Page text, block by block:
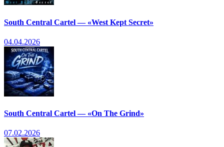
South Central Cartel — «West Kept Secret»
04.04.2026
South Central Cartel — «On The Grind»
07.02.2026